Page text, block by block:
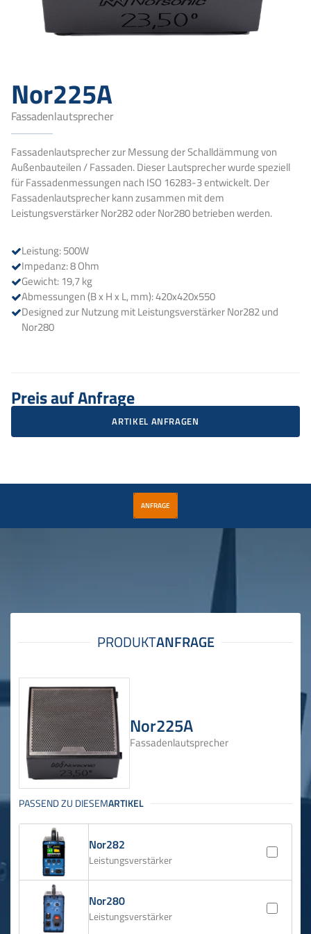
Nor225A
Fassadenlautsprecher
Fassadenlautsprecher zur Messung der Schalldämmung von
Außenbauteilen / Fassaden. Dieser Lautsprecher wurde speziell
für Fassadenmessungen nach ISO 16283-3 entwickelt. Der
Fassadenlautsprecher kann zusammen mit dem
Leistungsverstärker Nor282 oder Nor280 betrieben werden.
Leistung: 500W
Impedanz: 8 Ohm
Gewicht: 19,7 kg
Abmessungen (B x H x L, mm): 420x420x550
Designed zur Nutzung mit Leistungsverstärker Nor282 und
Nor280
Preis auf Anfrage
ARTIKEL ANFRAGEN
ANFRAGE
Nor225A
Fassadenlautsprecher
Nor282
Leistungsverstärker
Nor280
Leistungsverstärker